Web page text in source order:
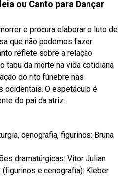
ou Canto para Dançar
e procura elaborar o luto de
que não podemos fazer
reflete sobre a relação
tabu da morte na vida cotidiana
do rito fúnebre nas
ocidentais. O espetáculo é
do pai da atriz.
cenografia, figurinos: Bruna
dramatúrgicas: Vitor Julian
e cenografia): Kleber